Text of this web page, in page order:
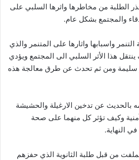
الطلبة من مخاطرها واثرها السلبي على
والمجتمع بشكل عام.
واسبابها واثارها على المتنمر والذي
هذا الأثر السلبي الى المجتمع ويؤدي
سليمة ومن ثم تحدث عن طرق معالجة هذه
بالحديث عن تدخين الارغيلة والحشيشة
وكيف تؤثر كل منهما على صحة
النهاية.
من قبل طلبة الثانوية الذي حفزهم